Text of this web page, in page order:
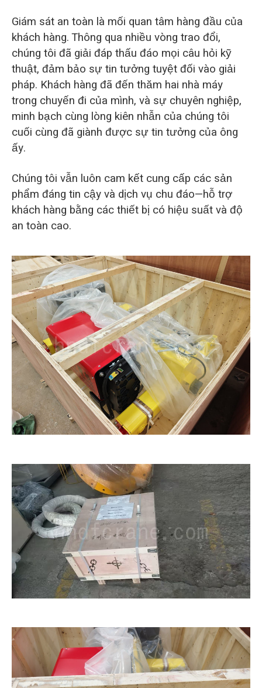
Giám sát an toàn là mối quan tâm hàng đầu của
khách hàng. Thông qua nhiều vòng trao đổi,
chúng tôi đã giải đáp thấu đáo mọi câu hỏi kỹ
thuật, đảm bảo sự tin tưởng tuyệt đối vào giải
pháp. Khách hàng đã đến thăm hai nhà máy
trong chuyến đi của mình, và sự chuyên nghiệp,
minh bạch cùng lòng kiên nhẫn của chúng tôi
cuối cùng đã giành được sự tin tưởng của ông
ấy.
Chúng tôi vẫn luôn cam kết cung cấp các sản
phẩm đáng tin cậy và dịch vụ chu đáo—hỗ trợ
khách hàng bằng các thiết bị có hiệu suất và độ
an toàn cao.